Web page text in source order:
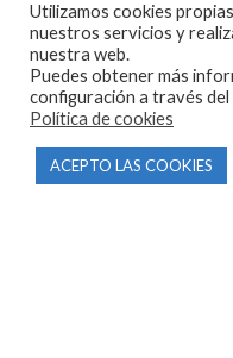
Síguenos en Instagram
NAVEGACIÓN
Inicio
Utilizamos cookies
nuestros servicios y
nuestra web.
Puedes obtener más
configuración a través del
Política de cookies
ACEPTO LAS COOKIES